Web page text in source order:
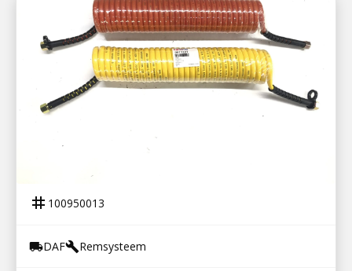
LUCHTREMSPIRAAL XF / CF
tag 100950013
local_shippingDAFbuildRemsysteem